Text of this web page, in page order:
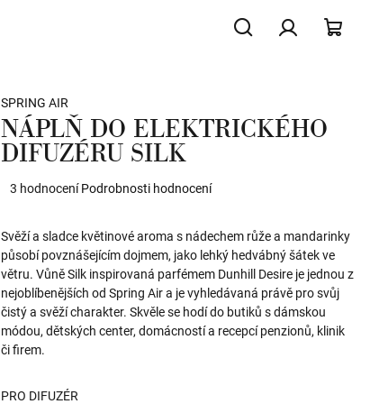
SPRING AIR
NÁPLŇ DO ELEKTRICKÉHO
DIFUZÉRU SILK
Průměrné
je
5,0
z
5
hvězdiček.
3 hodnocení Podrobnosti hodnocení
Svěží a sladce květinové aroma s nádechem růže a mandarinky
působí povznášejícím dojmem, jako lehký hedvábný šátek ve
větru. Vůně Silk inspirovaná parfémem Dunhill Desire je jednou z
nejoblíbenějších od Spring Air a je vyhledávaná právě pro svůj
čistý a svěží charakter. Skvěle se hodí do butiků s dámskou
módou, dětských center, domácností a recepcí penzionů, klinik
či firem.
PRO DIFUZÉR